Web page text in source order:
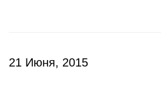
21 Июня, 2015